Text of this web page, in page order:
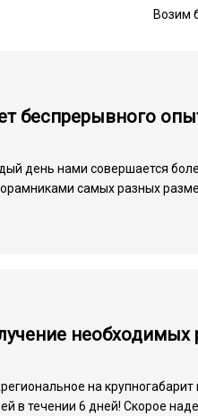
Возим
беспрерывного
день нами совершается
самых разных
необходимых
на крупногабарит
в течении 6 дней! Скорое